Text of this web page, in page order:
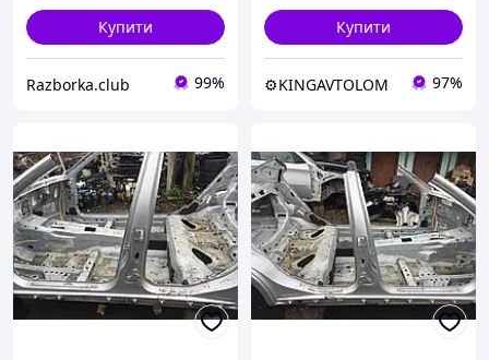
Купити
Razborka.club 99%
Купити
⚙️KINGAVTOLOM 97%